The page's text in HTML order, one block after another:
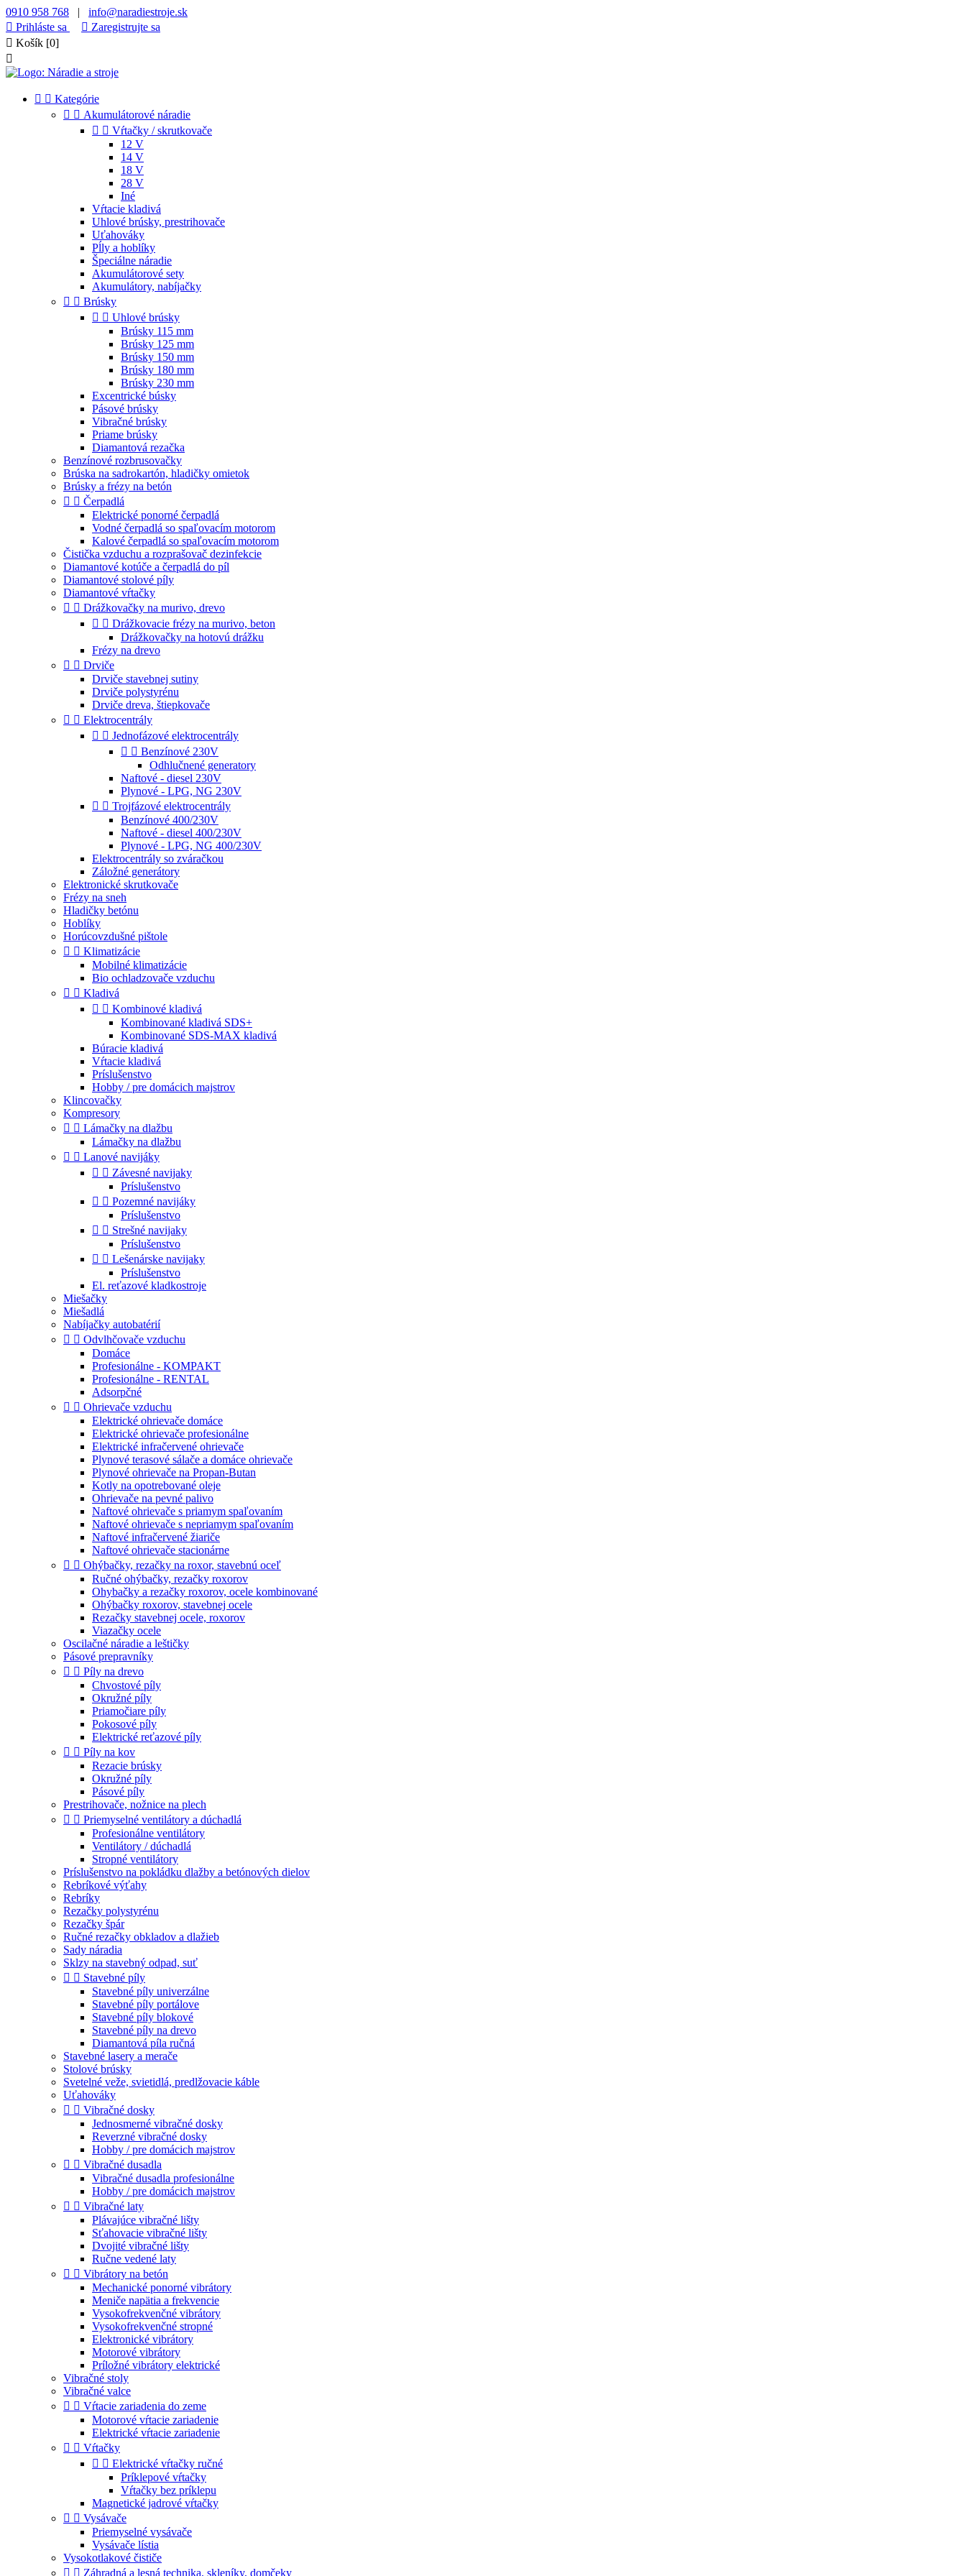
0910 958 768 | info@naradiestroje.sk
 Prihláste sa  Zaregistrujte sa
 Košík [0]

  Kategórie
  Akumulátorové náradie
  Vŕtačky / skrutkovače
12 V
14 V
18 V
28 V
Iné
Vŕtacie kladivá
Uhlové brúsky, prestrihovače
Uťahováky
Pĺly a hoblíky
Špeciálne náradie
Akumulátorové sety
Akumulátory, nabíjačky
  Brúsky
  Uhlové brúsky
Brúsky 115 mm
Brúsky 125 mm
Brúsky 150 mm
Brúsky 180 mm
Brúsky 230 mm
Excentrické búsky
Pásové brúsky
Vibračné brúsky
Priame brúsky
Diamantová rezačka
Benzínové rozbrusovačky
Brúska na sadrokartón, hladičky omietok
Brúsky a frézy na betón
  Čerpadlá
Elektrické ponorné čerpadlá
Vodné čerpadlá so spaľovacím motorom
Kalové čerpadlá so spaľovacím motorom
Čistička vzduchu a rozprašovač dezinfekcie
Diamantové kotúče a čerpadlá do píl
Diamantové stolové píly
Diamantové vŕtačky
  Drážkovačky na murivo, drevo
  Drážkovacie frézy na murivo, beton
Drážkovačky na hotovú drážku
Frézy na drevo
  Drviče
Drviče stavebnej sutiny
Drviče polystyrénu
Drviče dreva, štiepkovače
  Elektrocentrály
  Jednofázové elektrocentrály
  Benzínové 230V
Odhlučnené generatory
Naftové - diesel 230V
Plynové - LPG, NG 230V
  Trojfázové elektrocentrály
Benzínové 400/230V
Naftové - diesel 400/230V
Plynové - LPG, NG 400/230V
Elektrocentrály so zváračkou
Záložné generátory
Elektronické skrutkovače
Frézy na sneh
Hladičky betónu
Hoblíky
Horúcovzdušné pištole
  Klimatizácie
Mobilné klimatizácie
Bio ochladzovače vzduchu
  Kladivá
  Kombinové kladivá
Kombinované kladivá SDS+
Kombinované SDS-MAX kladivá
Búracie kladivá
Vŕtacie kladivá
Príslušenstvo
Hobby / pre domácich majstrov
Klincovačky
Kompresory
  Lámačky na dlažbu
Lámačky na dlažbu
  Lanové navijáky
  Závesné navijaky
Príslušenstvo
  Pozemné navijáky
Príslušenstvo
  Strešné navijaky
Príslušenstvo
  Lešenárske navijaky
Príslušenstvo
El. reťazové kladkostroje
Miešačky
Miešadlá
Nabíjačky autobatérií
  Odvlhčovače vzduchu
Domáce
Profesionálne - KOMPAKT
Profesionálne - RENTAL
Adsorpčné
  Ohrievače vzduchu
Elektrické ohrievače domáce
Elektrické ohrievače profesionálne
Elektrické infračervené ohrievače
Plynové terasové sálače a domáce ohrievače
Plynové ohrievače na Propan-Butan
Kotly na opotrebované oleje
Ohrievače na pevné palivo
Naftové ohrievače s priamym spaľovaním
Naftové ohrievače s nepriamym spaľovaním
Naftové infračervené žiariče
Naftové ohrievače stacionárne
  Ohýbačky, rezačky na roxor, stavebnú oceľ
Ručné ohýbačky, rezačky roxorov
Ohybačky a rezačky roxorov, ocele kombinované
Ohýbačky roxorov, stavebnej ocele
Rezačky stavebnej ocele, roxorov
Viazačky ocele
Oscilačné náradie a leštičky
Pásové prepravníky
  Píly na drevo
Chvostové píly
Okružné píly
Priamočiare píly
Pokosové píly
Elektrické reťazové píly
  Píly na kov
Rezacie brúsky
Okružné píly
Pásové píly
Prestrihovače, nožnice na plech
  Priemyselné ventilátory a dúchadlá
Profesionálne ventilátory
Ventilátory / dúchadlá
Stropné ventilátory
Príslušenstvo na pokládku dlažby a betónových dielov
Rebríkové výťahy
Rebríky
Rezačky polystyrénu
Rezačky špár
Ručné rezačky obkladov a dlažieb
Sady náradia
Sklzy na stavebný odpad, suť
  Stavebné píly
Stavebné píly univerzálne
Stavebné píly portálove
Stavebné píly blokové
Stavebné píly na drevo
Diamantová píla ručná
Stavebné lasery a merače
Stolové brúsky
Svetelné veže, svietidlá, predlžovacie káble
Uťahováky
  Vibračné dosky
Jednosmerné vibračné dosky
Reverzné vibračné dosky
Hobby / pre domácich majstrov
  Vibračné dusadla
Vibračné dusadla profesionálne
Hobby / pre domácich majstrov
  Vibračné laty
Plávajúce vibračné lišty
Sťahovacie vibračné lišty
Dvojité vibračné lišty
Ručne vedené laty
  Vibrátory na betón
Mechanické ponorné vibrátory
Meniče napätia a frekvencie
Vysokofrekvenčné vibrátory
Vysokofrekvenčné stropné
Elektronické vibrátory
Motorové vibrátory
Príložné vibrátory elektrické
Vibračné stoly
Vibračné valce
  Vŕtacie zariadenia do zeme
Motorové vŕtacie zariadenie
Elektrické vŕtacie zariadenie
  Vŕtačky
  Elektrické vŕtačky ručné
Príklepové vŕtačky
Vŕtačky bez príklepu
Magnetické jadrové vŕtačky
  Vysávače
Priemyselné vysávače
Vysávače lístia
Vysokotlakové čističe
  Záhradná a lesná technika, skleníky, domčeky